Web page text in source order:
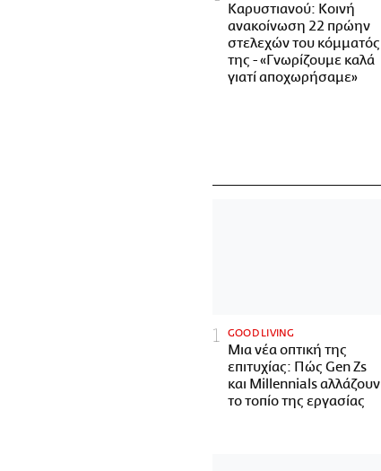
Καρυστιανού: Κοινή
ανακοίνωση 22 πρώην
στελεχών του κόμματός
της - «Γνωρίζουμε καλά
γιατί αποχωρήσαμε»
GOOD LIVING
Μια νέα οπτική της
επιτυχίας: Πώς Gen Zs
και Millennials αλλάζουν
το τοπίο της εργασίας